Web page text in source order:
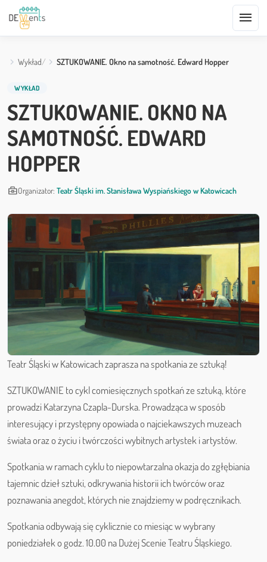
menu
Wykład SZTUKOWANIE. Okno na samotność. Edward Hopper
WYKŁAD
SZTUKOWANIE. OKNO NA
SAMOTNOŚĆ. EDWARD
HOPPER
business_centerOrganizator: Teatr Śląski im. Stanisława Wyspiańskiego w Katowicach
Teatr Śląski w Katowicach zaprasza na spotkania ze sztuką!
SZTUKOWANIE to cykl comiesięcznych spotkań ze sztuką, które
prowadzi Katarzyna Czapla-Durska. Prowadząca w sposób
interesujący i przystępny opowiada o najciekawszych muzeach
świata oraz o życiu i twórczości wybitnych artystek i artystów.
Spotkania w ramach cyklu to niepowtarzalna okazja do zgłębiania
tajemnic dzieł sztuki, odkrywania historii ich twórców oraz
poznawania anegdot, których nie znajdziemy w podręcznikach.
Spotkania odbywają się cyklicznie co miesiąc w wybrany
poniedziałek o godz. 10.00 na Dużej Scenie Teatru Śląskiego.